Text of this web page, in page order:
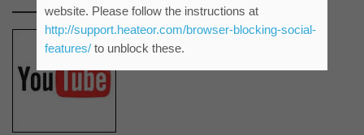
website. Please follow the instructions at
http://support.heateor.com/browser-blocking-social-
features/to unblock these.